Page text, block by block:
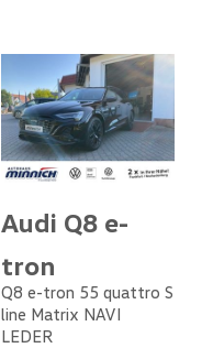
Audi Q8 e-
tron
Q8 e-tron 55 quattro S
line Matrix NAVI
LEDER